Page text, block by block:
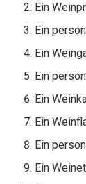
Ein
Ein
Ein
Ein
Ein
Ein
Ein
Ein